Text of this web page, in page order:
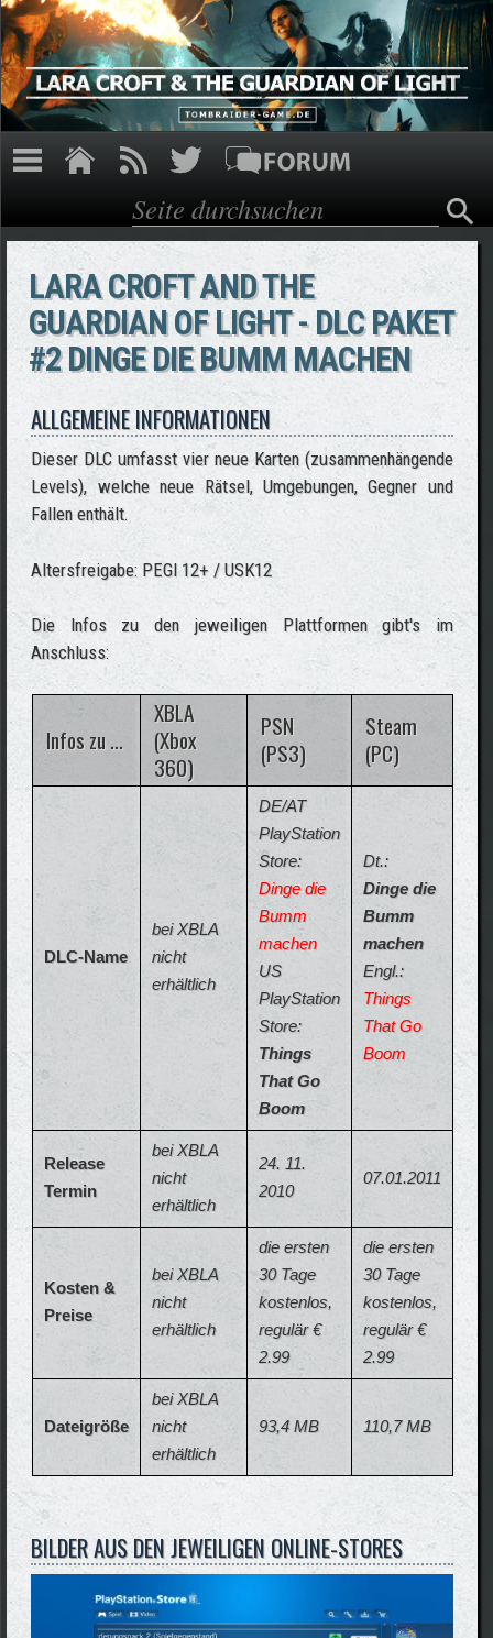
Direkt zum Inhalt
Suchformular
Suche
LARA CROFT AND THE
GUARDIAN OF LIGHT - DLC PAKET
#2 DINGE DIE BUMM MACHEN
ALLGEMEINE INFORMATIONEN
Dieser DLC umfasst vier neue Karten (zusammenhängende
Levels), welche neue Rätsel, Umgebungen, Gegner und
Fallen enthält.
Altersfreigabe: PEGI 12+ / USK12
Die Infos zu den jeweiligen Plattformen gibt's im
Anschluss:
Infos zu ...
XBLA
(Xbox
360)
PSN
(PS3)
Steam
(PC)
DLC-Name
bei XBLA
nicht
erhältlich
DE/AT
PlayStation
Store:
Dinge die
Bumm
machen
US
PlayStation
Store:
Things
That Go
Boom
Dt.:
Dinge die
Bumm
machen
Engl.:
Things
That Go
Boom
Release
Termin
bei XBLA
nicht
erhältlich
24. 11.
2010
07.01.2011
Kosten &
Preise
bei XBLA
nicht
erhältlich
die ersten
30 Tage
kostenlos,
regulär €
2.99
die ersten
30 Tage
kostenlos,
regulär €
2.99
Dateigröße
bei XBLA
nicht
erhältlich
93,4 MB 110,7 MB
BILDER AUS DEN JEWEILIGEN ONLINE-STORES